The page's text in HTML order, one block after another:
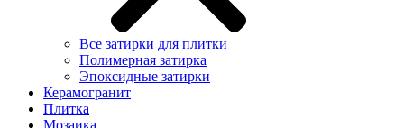
Все затирки для плитки
Полимерная затирка
Эпоксидные затирки
Керамогранит
Плитка
Мозаика